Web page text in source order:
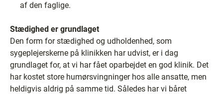
af den faglige.
Stædighed er grundlaget
Den form for stædighed og udholdenhed, som
sygeplejerskerne på klinikken har udvist, er i dag
grundlaget for, at vi har fået oparbejdet en god klinik. Det
har kostet store humørsvingninger hos alle ansatte, men
heldigvis aldrig på samme tid. Således har vi båret